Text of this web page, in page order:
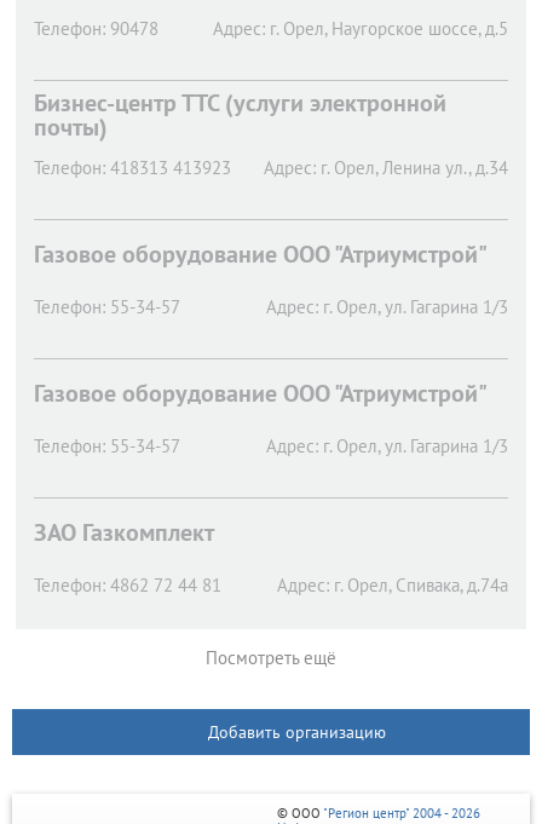
Телефон: 90478 Адрес: г. Орел, Наугорское шоссе, д.5
Бизнес-центр ТТС (услуги электронной
почты)
Телефон: 418313 413923 Адрес: г. Орел, Ленина ул., д.34
Газовое оборудование ООО "Атриумстрой"
Телефон: 55-34-57 Адрес: г. Орел, ул. Гагарина 1/3
Газовое оборудование ООО "Атриумстрой"
Телефон: 55-34-57 Адрес: г. Орел, ул. Гагарина 1/3
ЗАО Газкомплект
Телефон: 4862 72 44 81 Адрес: г. Орел, Спивака, д.74а
Посмотреть ещё
Добавить организацию
© ООО "Регион центр" 2004 - 2026